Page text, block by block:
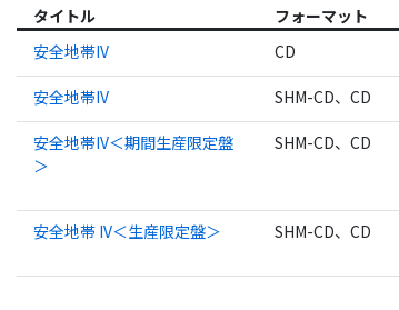
タイトル
フォーマット
安全地帯IV
CD
安全地帯IV SHM-CD、CD
安全地帯IV＜期間生産限定盤
＞
SHM-CD、CD
安全地帯 IV＜生産限定盤＞ SHM-CD、CD